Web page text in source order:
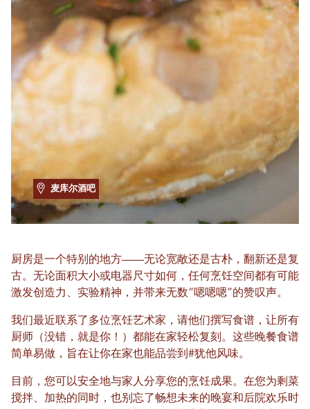
麦库尔酒吧
厨房是一个特别的地方——无论宽敞还是古朴，翻新还是复
古。无论面积大小或电器尺寸如何，任何烹饪空间都有可能
激发创造力、实验精神，并带来无数“嗯嗯嗯”的赞叹声。
我们最近联系了多位烹饪艺术家，请他们撰写食谱，让所有
厨师（没错，就是你！）都能在家轻松复刻。这些晚餐食谱
简单易做，旨在让你在家也能品尝到#犹他风味。
目前，您可以安全地与家人分享您的烹饪成果。在您为剩菜
搅拌、加热的同时，也别忘了畅想未来的晚宴和后院欢乐时